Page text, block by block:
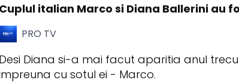
Cuplul italian Marco si Diana Ballerini au
PRO TV
Desi Diana si-a mai facut aparitia anul
cu sotul ei - Marco.